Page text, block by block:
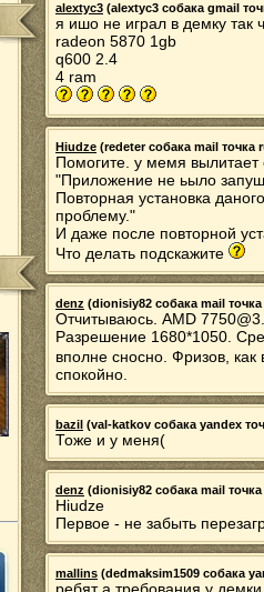
alextyc3 (alextyc3 собака gmail
я ишо не играл в демку так
radeon 5870 1gb
q600 2.4
4 ram
Hiudze (redeter собака mail точка
Помогите. у мемя вылитает
"Приложение не ьыло
Повторная установка
проблему."
И даже после повторной
Что делать подскажите
denz (dionisiy82 собака mail
Отчитываюсь. AMD
Разрешение 1680*1050.
вполне сносно. Фризов,
спокойно.
bazil (val-katkov собака yandex
Тоже и у меня(
denz (dionisiy82 собака mail
Hiudze
Первое - не забыть
mallins (dedmaksim1509 собака